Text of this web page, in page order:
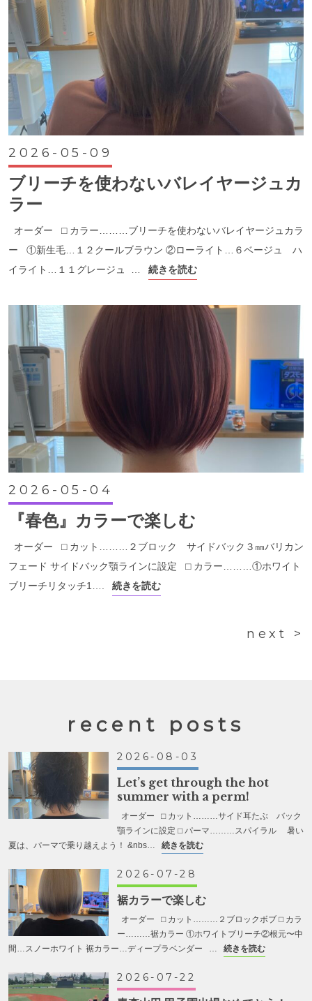
2026-05-09
ブリーチを使わないバレイヤージュカ
ラー
オーダー ⬜︎ カラー………ブリーチを使わないバレイヤージュカラ
ー ①新生毛…１２クールブラウン ②ローライト…６ベージュ ハ
イライト…１１グレージュ …
続きを読む
2026-05-04
『春色』カラーで楽しむ
オーダー ⬜︎ カット………２ブロック サイドバック３㎜バリカン
フェード サイドバック顎ラインに設定 ⬜︎ カラー………①ホワイト
ブリーチリタッチ1….
続きを読む
next >
recent posts
2026-08-03
Let’s get through the hot
summer with a perm!
オーダー ⬜︎ カット………サイド耳たぶ バック
顎ラインに設定 ⬜︎ パーマ………スパイラル 暑い
夏は、パーマで乗り越えよう！ &nbs…
続きを読む
2026-07-28
裾カラーで楽しむ
オーダー ⬜︎ カット………２ブロックボブ ⬜︎ カラ
ー………裾カラー ①ホワイトブリーチ②根元〜中
間…スノーホワイト 裾カラー…ディープラベンダー …
続きを読む
2026-07-22